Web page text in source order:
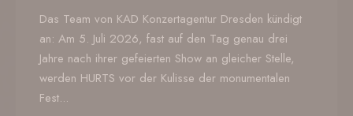
Das Team von KAD Konzertagentur Dresden kündigt
an: Am 5. Juli 2026, fast auf den Tag genau drei
Jahre nach ihrer gefeierten Show an gleicher Stelle,
werden HURTS vor der Kulisse der monumentalen
Fest...